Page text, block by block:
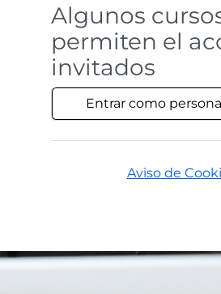
Algunos
permiten el
invitados
Entrar como
Aviso de